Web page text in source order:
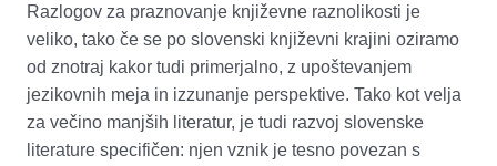
Razlogov za praznovanjeknjiževne raznolikosti je
veliko, tako če se po slovenski književni krajini oziramo
od znotraj kakor tudi primerjalno, z upoštevanjem
jezikovnih meja in izzunanje perspektive. Tako kot velja
za večino manjših literatur, je tudi razvoj slovenske
literature specifičen: njen vznik je tesno povezan s